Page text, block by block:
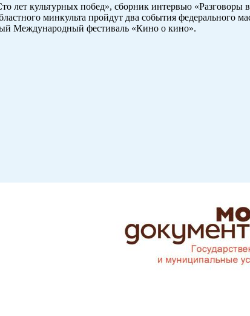
лет культурных побед», сборник интервью «Разговоры
минкульта пройдут два события
Международный фестиваль «Кино о кино».